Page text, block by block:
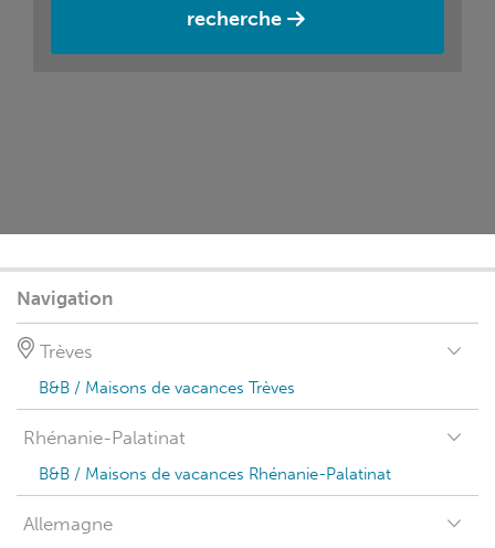
recherche
Navigation
Trèves
B&B / Maisons de vacances Trèves
Rhénanie-Palatinat
B&B / Maisons de vacances Rhénanie-Palatinat
Allemagne